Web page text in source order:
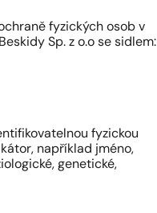
fyzických osob v
Sp. z o.o se sidlem:
fyzickou
například jméno,
genetické,